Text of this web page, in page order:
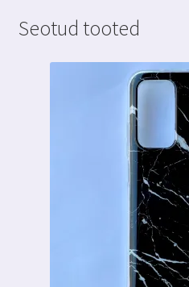
Seotud tooted